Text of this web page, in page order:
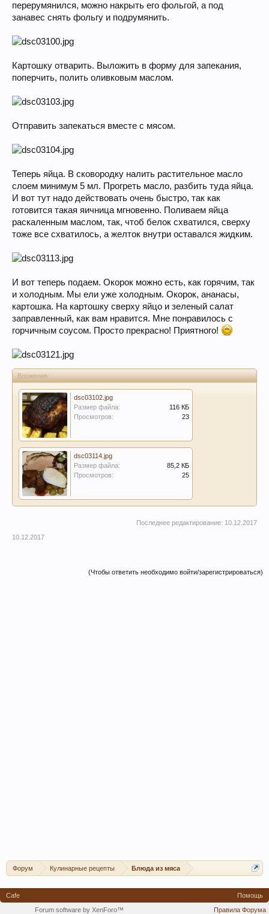
перерумянился, можно накрыть его фольгой, а под
занавес снять фольгу и подрумянить.
Картошку отварить. Выложить в форму для запекания,
поперчить, полить оливковым маслом.
Отправить запекаться вместе с мясом.
Теперь яйца. В сковородку налить растительное масло
слоем минимум 5 мл. Прогреть масло, разбить туда яйца.
И вот тут надо действовать очень быстро, так как
готовится такая яичница мгновенно. Поливаем яйца
раскаленным маслом, так, чтоб белок схватился, сверху
тоже все схватилось, а желток внутри оставался жидким.
И вот теперь подаем. Окорок можно есть, как горячим, так
и холодным. Мы ели уже холодным. Окорок, ананасы,
картошка. На картошку сверху яйцо и зеленый салат
заправленный, как вам нравится. Мне понравилось с
горчичным соусом. Просто прекрасно! Приятного!
Вложения:
dsc03102.jpg
Размер файла:
116 КБ
Просмотров:
23
dsc03114.jpg
Размер файла:
85,2 КБ
Просмотров:
25
Последнее редактирование: 10.12.2017
10.12.2017
(Чтобы ответить необходимо войти/зарегистрироваться)
Форум Кулинарные рецепты Блюда из мяса
Cafe
Помощь
Правила Форума
Forum software by XenForo™